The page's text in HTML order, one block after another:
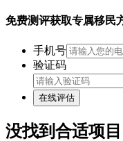
免费测评获取专属移民
手机号
验证码
在线评估
没找到合适项